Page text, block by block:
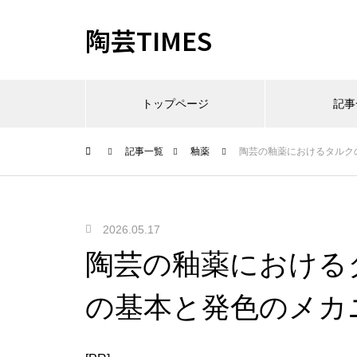
陶芸TIMES
トップページ 記
記事一覧 釉薬 陶芸の釉薬におけるタル
2026.05.17
陶芸の釉薬におけ
の基本と発色のメカ